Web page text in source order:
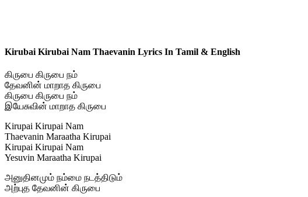
Kirubai Kirubai Nam Thaevanin Lyrics In Tamil & English
கிருபை கிருபை நம்
தேவனின் மாறாத கிருபை
கிருபை கிருபை நம்
இயேசுவின் மாறாத கிருபை
Kirupai Kirupai Nam
Thaevanin Maraatha Kirupai
Kirupai Kirupai Nam
Yesuvin Maraatha Kirupai
அனுதினமும் நம்மை நடத்திடும்
அற்புத தேவனின் கிருபை